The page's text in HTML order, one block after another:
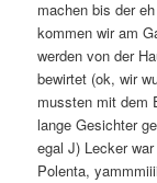
machen bis der
kommen wir am
werden von der
bewirtet (ok, wir
mussten mit dem
lange Gesichter
egal J) Lecker
Polenta,